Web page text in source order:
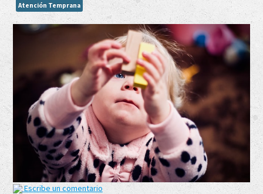
Atención Temprana
Escribe un comentario